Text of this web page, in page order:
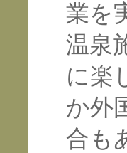
業を
温泉
に楽
か外
合も